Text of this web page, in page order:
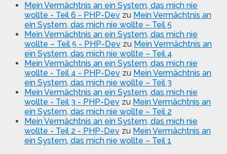
Mein Vermächtnis an ein System, das mich nie
wollte - Teil 6 - PHP-Dev zu Mein Vermächtnis an
ein System, das mich nie wollte – Teil 5
Mein Vermächtnis an ein System, das mich nie
wollte – Teil 5 - PHP-Dev zu Mein Vermächtnis an
ein System, das mich nie wollte – Teil 4
Mein Vermächtnis an ein System, das mich nie
wollte - Teil 4 - PHP-Dev zu Mein Vermächtnis an
ein System, das mich nie wollte – Teil 3
Mein Vermächtnis an ein System, das mich nie
wollte - Teil 3 - PHP-Dev zu Mein Vermächtnis an
ein System, das mich nie wollte – Teil 2
Mein Vermächtnis an ein System, das mich nie
wollte - Teil 2 - PHP-Dev zu Mein Vermächtnis an
ein System, das mich nie wollte – Teil 1